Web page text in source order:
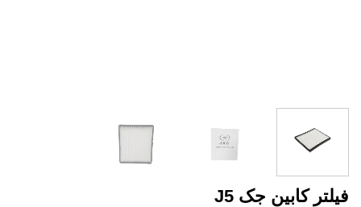
فیلتر کابین جک J5